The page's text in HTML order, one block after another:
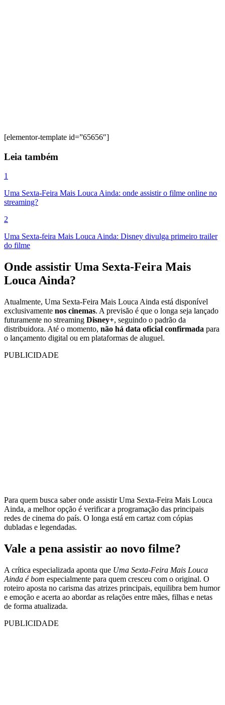
[elementor-template id=”65656″]
Leia também
1
Uma Sexta-Feira Mais Louca Ainda: onde assistir o filme online no
streaming?
2
Uma Sexta-feira Mais Louca Ainda: Disney divulga primeiro trailer
do filme
Onde assistir Uma Sexta-Feira Mais
Louca Ainda?
Atualmente, Uma Sexta-Feira Mais Louca Ainda está disponível
exclusivamente nos cinemas. A previsão é que o longa seja lançado
futuramente no streaming Disney+, seguindo o padrão da
distribuidora. Até o momento, não há data oficial confirmada para
o lançamento digital ou em plataformas de aluguel.
PUBLICIDADE
Para quem busca saber onde assistir Uma Sexta-Feira Mais Louca
Ainda, a melhor opção é verificar a programação das principais
redes de cinema do país. O longa está em cartaz com cópias
dubladas e legendadas.
Vale a pena assistir ao novo filme?
A crítica especializada aponta que Uma Sexta-Feira Mais Louca
Ainda é bom especialmente para quem cresceu com o original. O
roteiro aposta no carisma das atrizes principais, equilibra bem humor
e emoção e acerta ao abordar as relações entre mães, filhas e netas
de forma atualizada.
PUBLICIDADE